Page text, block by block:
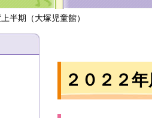
半期（大塚児童館）
２０２２